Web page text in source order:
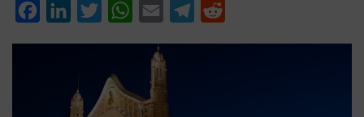
FacebookLinkedInTwitterWhatsApp
Email Telegram